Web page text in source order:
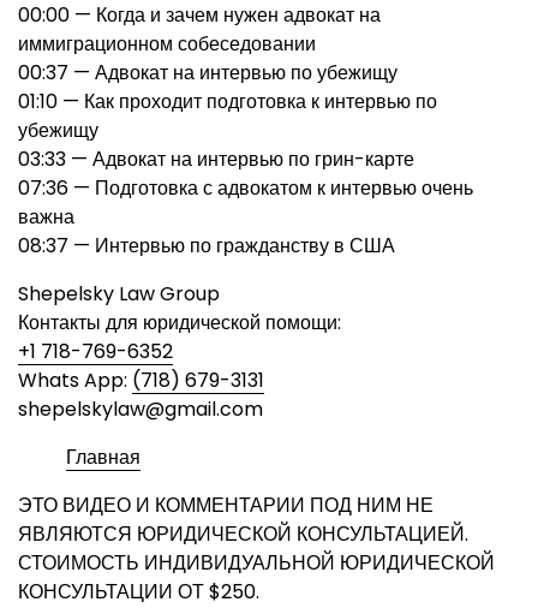
00:00 — Когда и зачем нужен адвокат на
иммиграционном собеседовании
00:37 — Адвокат на интервью по убежищу
01:10 — Как проходит подготовка к интервью по
убежищу
03:33 — Адвокат на интервью по грин-карте
07:36 — Подготовка с адвокатом к интервью очень
важна
08:37 — Интервью по гражданству в США
Shepelsky Law Group
Контакты для юридической помощи:
+1 718-769-6352
Whats App: (718) 679-3131
shepelskylaw@gmail.com
Главная
ЭТО ВИДЕО И КОММЕНТАРИИ ПОД НИМ НЕ
ЯВЛЯЮТСЯ ЮРИДИЧЕСКОЙ КОНСУЛЬТАЦИЕЙ.
СТОИМОСТЬ ИНДИВИДУАЛЬНОЙ ЮРИДИЧЕСКОЙ
КОНСУЛЬТАЦИИ ОТ $250.